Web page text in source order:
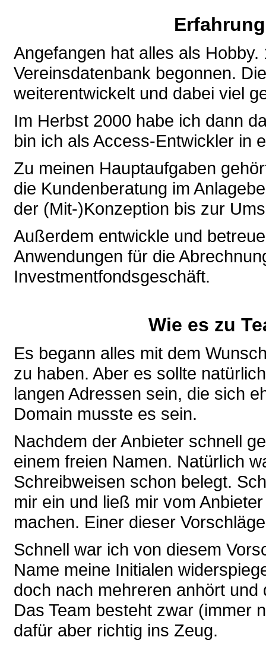
Angefangen hat alles als
Vereinsdatenbank begonnen.
weiterentwickelt und dabei viel
Im Herbst 2000 habe ich dann
bin ich als Access-Entwickler in
Zu meinen Hauptaufgaben
die Kundenberatung im
der (Mit-)Konzeption bis zur
Außerdem entwickle und
Anwendungen für die
Investmentfondsgeschäft.
Wie es zu
Es begann alles mit dem
zu haben. Aber es sollte
langen Adressen sein, die sich
Domain musste es sein.
Nachdem der Anbieter schnell
einem freien Namen. Natürlich
Schreibweisen schon belegt.
mir ein und ließ mir vom
machen. Einer dieser
Schnell war ich von diesem
Name meine Initialen
doch nach mehreren anhört
Das Team besteht zwar (immer
dafür aber richtig ins Zeug.